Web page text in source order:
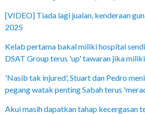
[VIDEO] Tiada lagi jualan, kenderaan
2025
Kelab pertama bakal miliki hospital
DSAT Group terus 'up' tawaran jika
'Nasib tak injured', Stuart dan Pedro
pegang watak penting Sabah terus
Akui masih dapatkan tahap kecergasan